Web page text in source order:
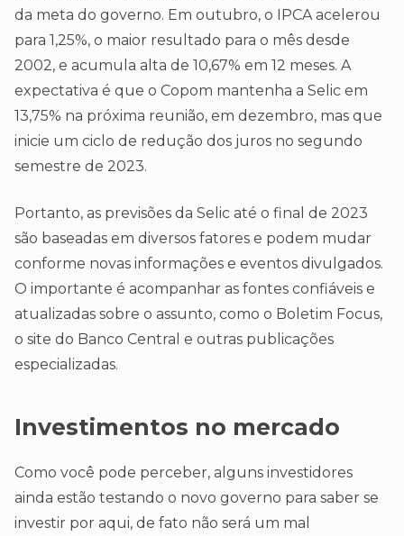
da meta do governo. Em outubro, o IPCA acelerou
para 1,25%, o maior resultado para o mês desde
2002, e acumula alta de 10,67% em 12 meses. A
expectativa é que o Copom mantenha a Selic em
13,75% na próxima reunião, em dezembro, mas que
inicie um ciclo de redução dos juros no segundo
semestre de 2023.
Portanto, as previsões da Selic até o final de 2023
são baseadas em diversos fatores e podem mudar
conforme novas informações e eventos divulgados.
O importante é acompanhar as fontes confiáveis e
atualizadas sobre o assunto, como o Boletim Focus,
o site do Banco Central e outras publicações
especializadas.
Investimentos no mercado
Como você pode perceber, alguns investidores
ainda estão testando o novo governo para saber se
investir por aqui, de fato não será um mal